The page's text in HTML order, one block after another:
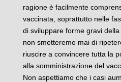
ragione è facilmente
vaccinata, soprattutto nelle
di sviluppare forme gravi
non smetteremo mai di
riuscire a convincere tutta la
alla somministrazione del
Non aspettiamo che i casi